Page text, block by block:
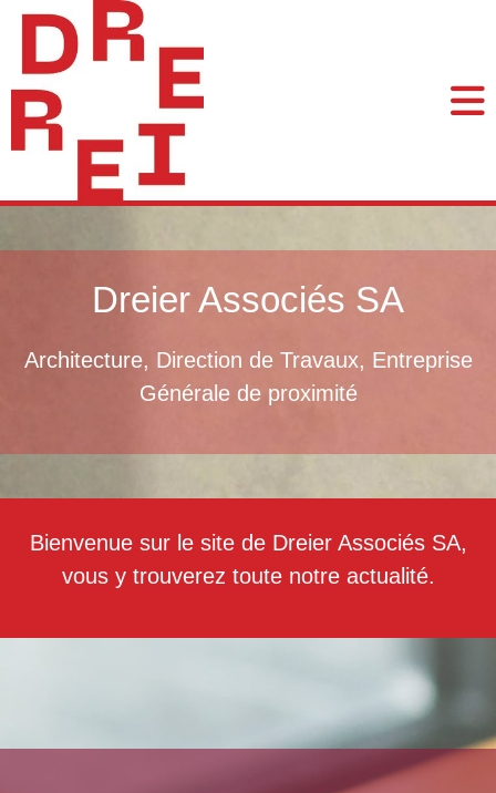
Dreier Associés SA
Architecture, Direction de Travaux, Entreprise
Générale de proximité
Bienvenue sur le site de Dreier Associés SA,
vous y trouverez toute notre actualité.